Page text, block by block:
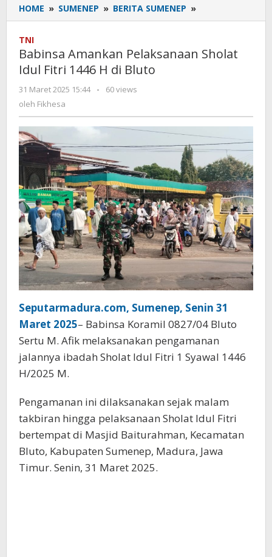
HOME » SUMENEP » BERITA SUMENEP »
Amankan
Sholat
Idul
TNI
Babinsa Amankan Pelaksanaan Sholat
Idul Fitri 1446 H di Bluto
31 Maret 2025 15:44
oleh
-
60 views
oleh Fikhesa
Seputarmadura.com, Sumenep, Senin 31
Maret 2025– Babinsa Koramil 0827/04 Bluto
Sertu M. Afik melaksanakan pengamanan
jalannya ibadah Sholat Idul Fitri 1 Syawal 1446
H/2025 M.
Pengamanan ini dilaksanakan sejak malam
takbiran hingga pelaksanaan Sholat Idul Fitri
bertempat di Masjid Baiturahman, Kecamatan
Bluto, Kabupaten Sumenep, Madura, Jawa
Timur. Senin, 31 Maret 2025.